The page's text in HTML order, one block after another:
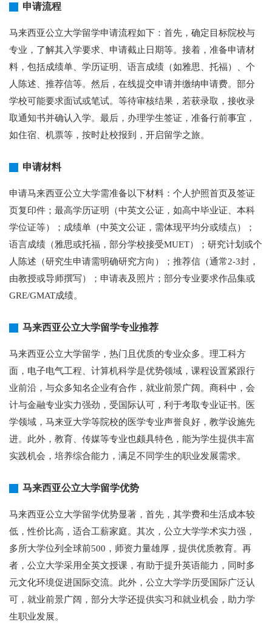
申请流程
马来西亚公立大学留学申请流程如下：首先，确定目标院校与
专业，了解其入学要求、申请截止日期等。接着，准备申请材
料，包括成绩单、学历证明、语言成绩（如雅思、托福）、个
人陈述、推荐信等。然后，在线提交申请并缴纳申请费。部分
学校可能要求面试或笔试。等待审核结果，若获录取，接收录
取通知书并确认入学。最后，办理学生签证，准备行前事宜，
如住宿、机票等，按时赴校报到，开启留学之旅。
申请材料
申请马来西亚公立大学需准备以下材料：个人护照首页及签证
页复印件；最高学历证明（中英文公证，如高中毕业证、本科
学位证等）；成绩单（中英文公证，需体现平均分或绩点）；
语言成绩（雅思或托福，部分学校接受MUET）；研究计划或个
人陈述（研究生申请需明确研究方向）；推荐信（通常2-3封，
由教授或导师撰写）；申请表及照片；部分专业要求作品集或
GRE/GMAT成绩。
马来西亚公立大学留学专业推荐
马来西亚公立大学留学，热门且优质的专业众多。理工科方
面，电子电气工程、计算机科学是优势领域，课程设置紧跟行
业前沿，与众多知名企业有合作，就业前景广阔。商科中，会
计与金融专业实力强劲，受国际认可，利于考取专业证书。医
学领域，马来亚大学等院校的医学专业声誉良好，教学设施先
进。此外，教育、传媒等专业也颇具特色，能为学生提供丰富
实践机会，培养综合能力，满足不同学生的职业发展需求。
马来西亚公立大学留学优势
马来西亚公立大学留学优势显著，首先，其学费和生活成本较
低，性价比高，适合工薪家庭。其次，公立大学学术实力强，
多所大学位列全球前500，师资力量雄厚，提供优质教育。再
者，公立大学采用全英文授课，有助于提升英语能力，同时多
元文化环境促进国际交流。此外，公立大学学历受国际广泛认
可，就业前景广阔，部分大学还提供实习和就业机会，助力学
生职业发展。